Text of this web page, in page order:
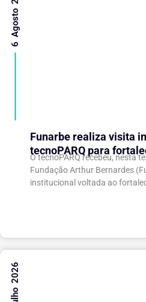
Funarbe realiza visita
tecnoPARQ para
gestão da inovação
O tecnoPARQ recebeu, nesta
Fundação Arthur Bernardes
institucional voltada ao
6 Agosto 2026